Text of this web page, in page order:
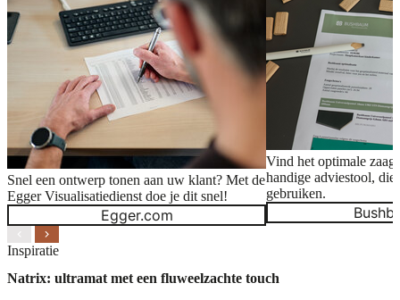
Snel een ontwerp tonen aan uw klant? Met de
Egger Visualisatiedienst doe je dit snel!
Egger.com
Vind het optimale
handige adviestool,
gebruiken.
Inspiratie
Natrix: ultramat met een fluweelzachte touch